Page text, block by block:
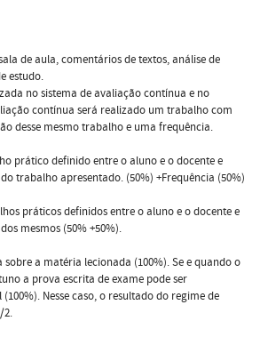
de aula, comentários de textos, análise de
estudo.
no sistema de avaliação contínua e no
contínua será realizado um trabalho com
desse mesmo trabalho e uma frequência.
prático definido entre o aluno e o docente e
trabalho apresentado. (50%) +Frequência (50%)
práticos definidos entre o aluno e o docente e
mesmos (50% +50%).
a matéria lecionada (100%). Se e quando o
a prova escrita de exame pode ser
Nesse caso, o resultado do regime de
2.